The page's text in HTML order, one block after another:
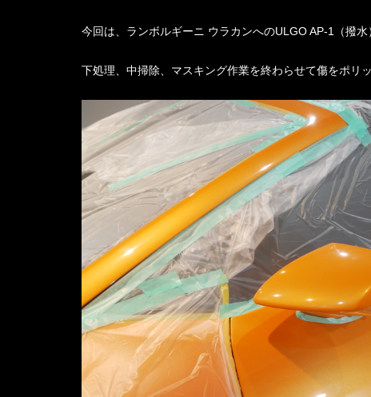
今回は、ランボルギーニ ウラカンへのULGO AP-1（撥
下処理、中掃除、マスキング作業を終わらせて傷をポリ